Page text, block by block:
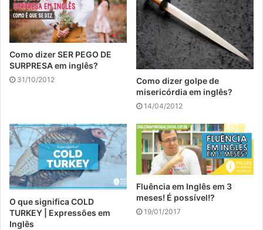
Como dizer SER PEGO DE
SURPRESA em inglês?
31/10/2012
Como dizer golpe de
misericórdia em inglês?
14/04/2012
O que significa COLD
TURKEY | Expressões em
Inglês
Fluência em Inglês em 3
meses! É possível!?
19/01/2017